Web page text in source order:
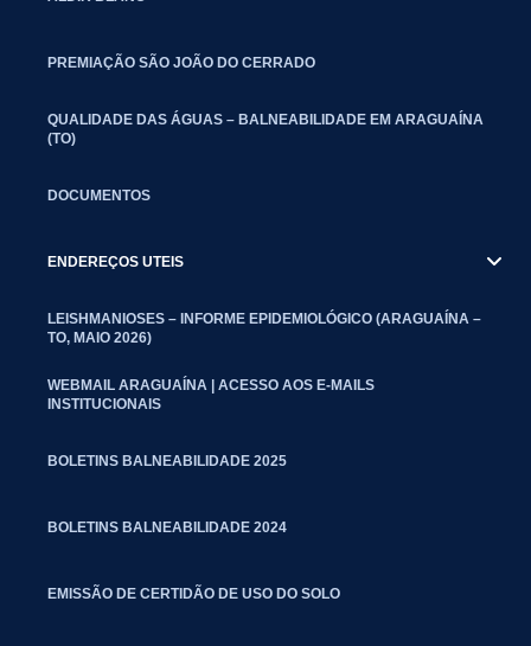
PREMIAÇÃO SÃO JOÃO DO CERRADO
QUALIDADE DAS ÁGUAS – BALNEABILIDADE EM ARAGUAÍNA
(TO)
DOCUMENTOS
ENDEREÇOS UTEIS
LEISHMANIOSES – INFORME EPIDEMIOLÓGICO (ARAGUAÍNA –
TO, MAIO 2026)
WEBMAIL ARAGUAÍNA | ACESSO AOS E-MAILS
INSTITUCIONAIS
BOLETINS BALNEABILIDADE 2025
BOLETINS BALNEABILIDADE 2024
EMISSÃO DE CERTIDÃO DE USO DO SOLO